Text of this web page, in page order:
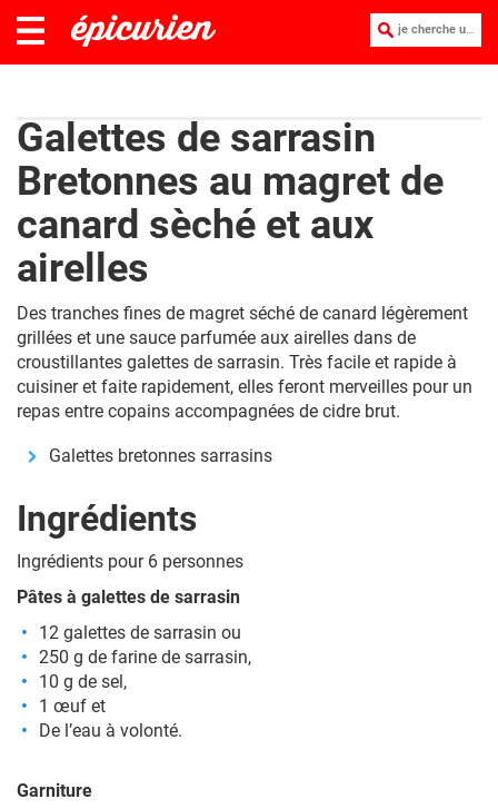
je cherche une recette :
Galettes de sarrasin
Bretonnes au magret de
canard sèché et aux
airelles
Des tranches fines de magret séché de canard légèrement
grillées et une sauce parfumée aux airelles dans de
croustillantes galettes de sarrasin. Très facile et rapide à
cuisiner et faite rapidement, elles feront merveilles pour un
repas entre copains accompagnées de cidre brut.
Galettes bretonnes sarrasins
Ingrédients
Ingrédients pour 6 personnes
Pâtes à galettes de sarrasin
12 galettes de sarrasin ou
250 g de farine de sarrasin,
10 g de sel,
1 œuf et
De l’eau à volonté.
Garniture